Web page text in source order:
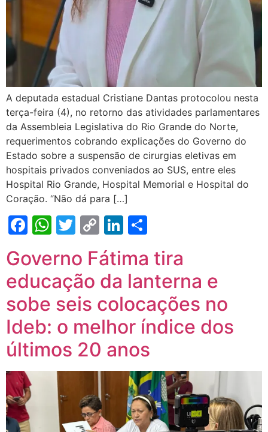
A deputada estadual Cristiane Dantas protocolou nesta
terça-feira (4), no retorno das atividades parlamentares
da Assembleia Legislativa do Rio Grande do Norte,
requerimentos cobrando explicações do Governo do
Estado sobre a suspensão de cirurgias eletivas em
hospitais privados conveniados ao SUS, entre eles
Hospital Rio Grande, Hospital Memorial e Hospital do
Coração. “Não dá para […]
Facebook
WhatsApp
Twitter
CopyLinkedIn
Governo Fátima tira
educação da lanterna e
sobe seis colocações no
Ideb: o melhor índice dos
últimos 20 anos